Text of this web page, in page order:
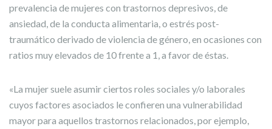
prevalencia de mujeres con trastornos depresivos, de
ansiedad, de la conducta alimentaria, o estrés post-
traumático derivado de violencia de género, en ocasiones con
ratios muy elevados de 10 frente a 1, a favor de éstas.
«La mujer suele asumir ciertos roles sociales y/o laborales
cuyos factores asociados le confieren una vulnerabilidad
mayor para aquellos trastornos relacionados, por ejemplo,